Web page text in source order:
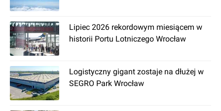
Obszar Starego Miasta zamieszkują różne grupy
Dzielnica zapewnia mieszkańcom wiele atrakcji.
Bardzo dobrze rozwinięta jest oferta handlowa i
edukacyjna. Ponadto organizowane są tu
również kluby seniora. Dla osób spragnionych
rozrywki działa tu wiele klubów nocnych. Dlatego
odnajdą się tu również ludzie młodzi i single.
Lipiec 2026 rekordowym miesiącem w
historii Portu Lotniczego Wrocław
Logistyczny gigant zostaje na dłużej w
SEGRO Park Wrocław